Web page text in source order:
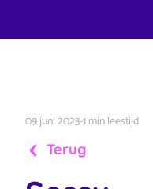
09 juni 2023-1 min leestijd
Terug